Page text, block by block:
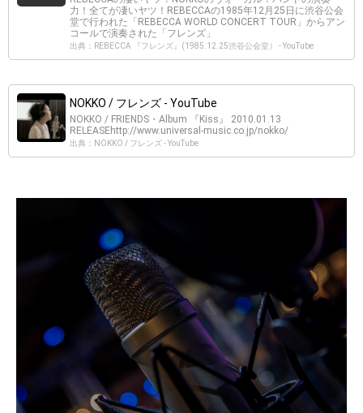
力！全てが凄いヤツ！REBECCAの1985年12月25日に渋谷公会
堂で行われた「REBECCA WORLD CONCERT TOUR」からアン
コールで演奏された「フレンズ」
出典：REBECCA 『フレンズ』(1985.12.25渋谷公会堂） - YouTube
NOKKO / フレンズ - YouTube
NOKKO / FRIENDS・Album 『Kiss』 2010.01.13
RELEASEhttp://www.universal-music.co.jp/nokko/
出典：NOKKO / フレンズ - YouTube